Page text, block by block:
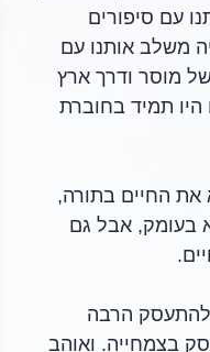
עם סיפורים
משלב אותנו עם
מוסר ודרך ארץ
היו תמיד בחוברת
את החיים בתורה,
בעומק, אבל גם
הרבה
בצמחייה. ואוהב